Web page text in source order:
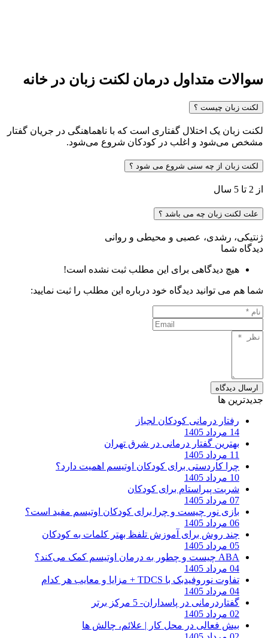
سوالات متداول درمان لکنت زبان در خانه
لکنت زبان چیست ؟
لکنت زبان یک اختلال گفتاری است که با ناهماهنگی در جریان گفتار
مشخص می‌شود و اغلب در کودکان شروع می‌شود.
لکنت زبان از چه سنی شروع می شود ؟
از 2 تا 5 سال
علت لکنت زبان چه می باشد ؟
ژنتیکی، رشدی، عصبی و محیطی و روانی
دیدگاه شما
هیچ دیدگاهی برای این مطلب ثبت نشده است!
شما هم می توانید دیدگاه خود درباره این مطلب را ثبت نمایید:
ارسال دیدگاه
جدیدترین ها
رفتار درمانی کودکان لجباز
14 مرداد 1405
بهترین گفتار درمانی در شرق تهران
11 مرداد 1405
چرا کاردستی برای کودکان اوتیسم اهمیت دارد؟
10 مرداد 1405
شربت پیراستام برای کودکان
07 مرداد 1405
بازی نور چیست و چرا برای کودکان اوتیسم مفید است؟
06 مرداد 1405
چند روش برای آموزش تلفظ بهتر کلمات به کودکان
05 مرداد 1405
ABA چیست و چطور به درمان اوتیسم کمک می‌کند؟
04 مرداد 1405
تفاوت نوروفیدبک با TDCS + مزایا و معایب هر کدام
04 مرداد 1405
گفتاردرمانی در پاسداران- 5 مرکز برتر
02 مرداد 1405
بیش فعالی در محل کار | علائم، چالش ها